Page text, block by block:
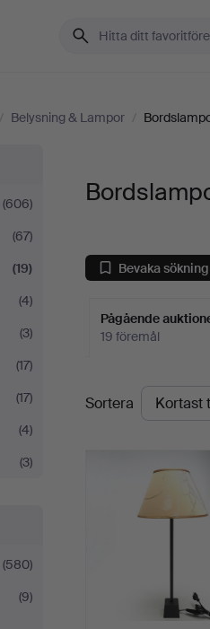
/ Belysning & Lampor /
(606)
(67)
(19)
(4)
(3)
(17)
(17)
(4)
(3)
(580)
(9)
Bevaka sökning
Pågående
19 föremål
Pågående
auktioner
Sortera